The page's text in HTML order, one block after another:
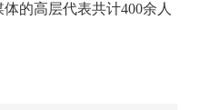
的高层代表共计400余人